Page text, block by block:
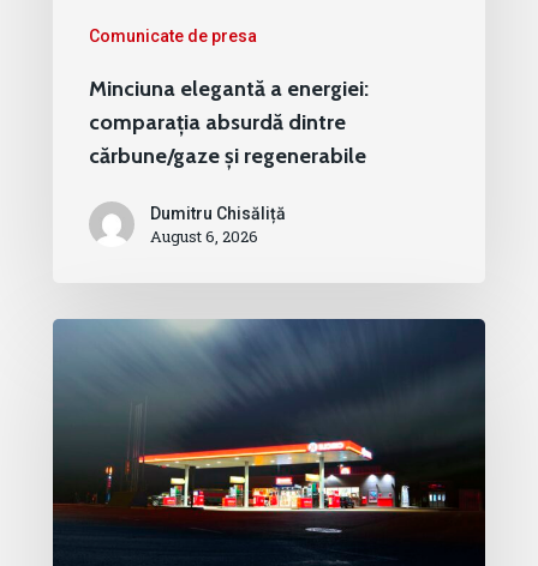
Comunicate de presa
Minciuna elegantă a energiei:
comparația absurdă dintre
cărbune/gaze și regenerabile
Dumitru Chisăliță
August 6, 2026